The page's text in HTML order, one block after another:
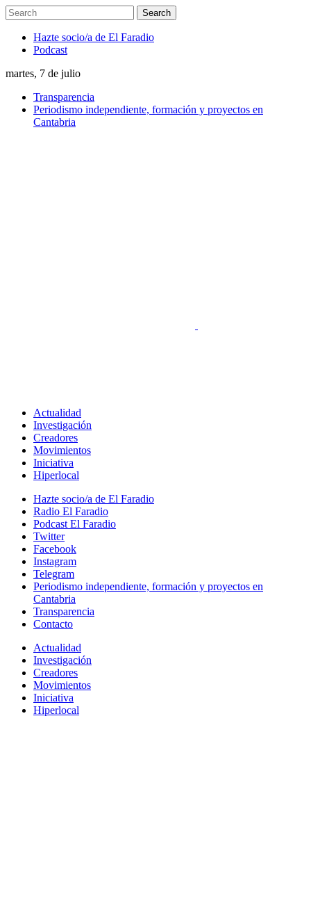
Hazte socio/a de El Faradio
Podcast
martes, 7 de julio
Transparencia
Periodismo independiente, formación y proyectos en
Cantabria
Actualidad
Investigación
Creadores
Movimientos
Iniciativa
Hiperlocal
Hazte socio/a de El Faradio
Radio El Faradio
Podcast El Faradio
Twitter
Facebook
Instagram
Telegram
Periodismo independiente, formación y proyectos en
Cantabria
Transparencia
Contacto
Actualidad
Investigación
Creadores
Movimientos
Iniciativa
Hiperlocal